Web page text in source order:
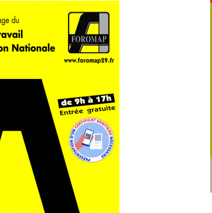
Sup’Ifac affiche de très beaux résultats aux examens